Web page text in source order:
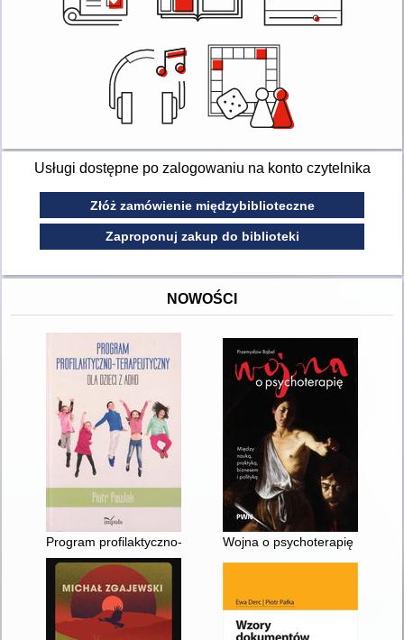
Usługi dostępne po zalogowaniu na konto czytelnika
Złóż zamówienie międzybiblioteczne
Zaproponuj zakup do biblioteki
NOWOŚCI
Program profilaktyczno-terapeutyczny dla dzieci z ADHD
Wojna o psychoterapię :